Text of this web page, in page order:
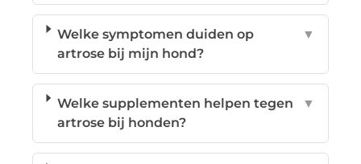
Welke symptomen duiden op
artrose bij mijn hond?
▼
Welke supplementen helpen tegen
artrose bij honden?
▼